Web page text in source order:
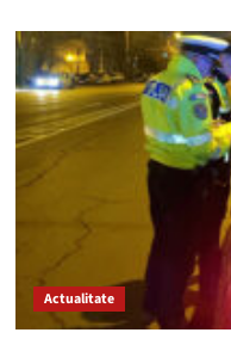
Actualitate